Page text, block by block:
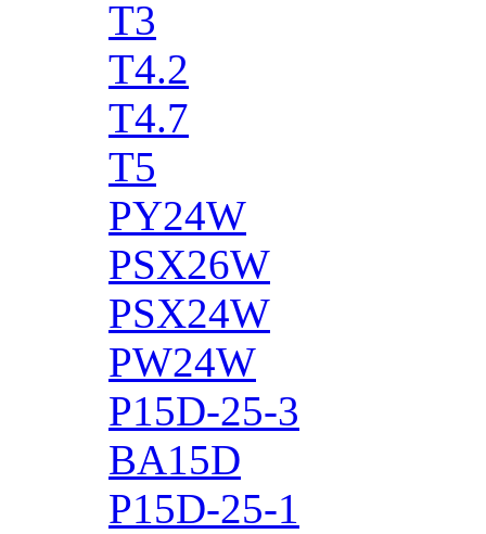
T3
T4.2
T4.7
T5
PY24W
PSX26W
PSX24W
PW24W
P15D-25-3
BA15D
P15D-25-1